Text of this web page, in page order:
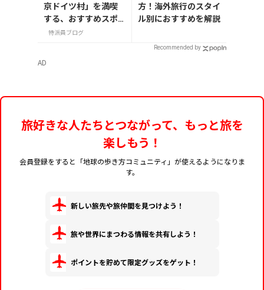
京ドイツ村」を満喫
する、おすすめスポ
ット3選
特派員ブログ
方！海外旅行のスタイ
ル別におすすめを解説
Recommended by
AD
旅好きな人たちとつながって、もっと旅を
楽しもう！
会員登録をすると「地球の歩き方コミュニティ」が使えるようになりま
す。
新しい旅先や旅仲間を見つけよう！
旅や世界にまつわる情報を共有しよう！
ポイントを貯めて限定グッズをゲット！